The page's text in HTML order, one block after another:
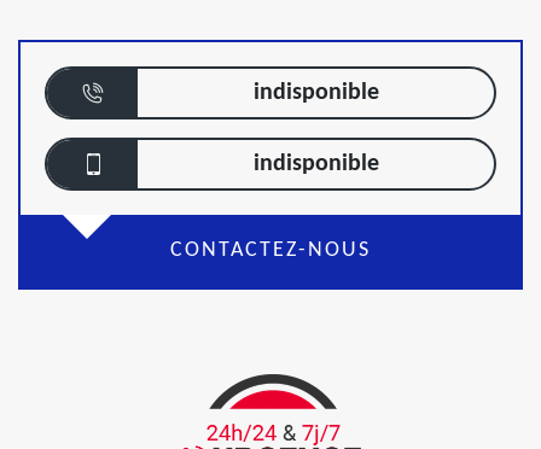
indisponible
indisponible
CONTACTEZ-NOUS